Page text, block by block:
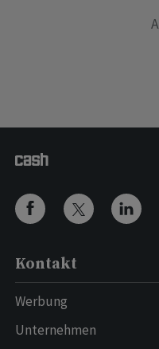
Kontakt
Werbung
Unternehmen